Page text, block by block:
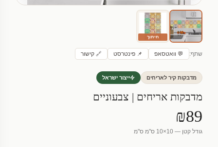
חיתוך
שתף: 💬 וואטסאפ 📌 פינטרסט 🔗 קישור
מדבקות קיר לאריחים ייצור ישראל
מדבקות אריחים | צבעוניים
₪89
גודל קטן — 10×10 ס"מ ס"מ